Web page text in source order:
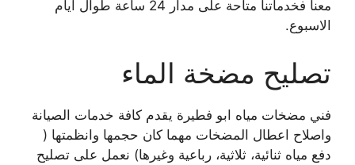
معنا فخدماتنا متاحة على مدار 24 ساعة طوال ايام
الاسبوع.
تصليح مضخة الماء
فني مضخات مياه ابو فطيرة يقدم كافة خدمات الصيانة
واصلاح اعطال المضخات مهما كان حجمها وانظمتها (
دفع مياه ثنائية، ثلاثية، رباعية وغيرها) نعمل على تصليح